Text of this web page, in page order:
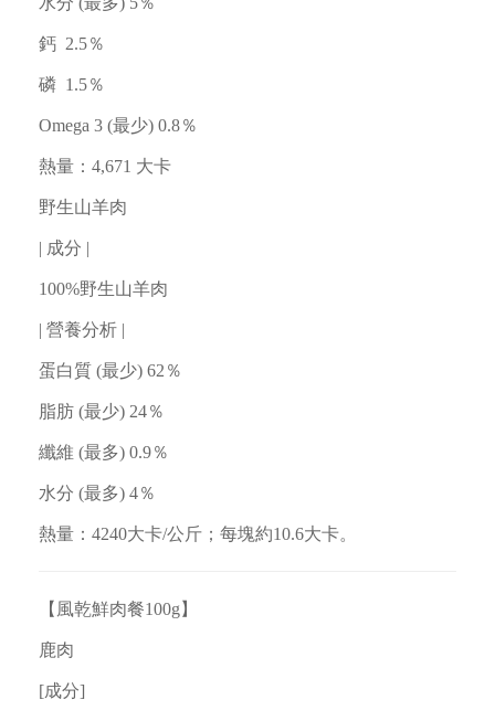
鈣 2.5％
磷 1.5％
Omega 3 (最少) 0.8％
熱量：4,671 大卡
野生山羊肉
| 成分 |
100%野生山羊肉
| 營養分析 |
蛋白質 (最少) 62％
脂肪 (最少) 24％
纖維 (最多) 0.9％
水分 (最多) 4％
熱量：4240大卡/公斤；每塊約10.6大卡。
【風乾鮮肉餐100g】
鹿肉
[成分]